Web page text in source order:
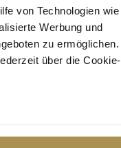
von Technologien wie
Werbung und
zu ermöglichen.
über die Cookie-